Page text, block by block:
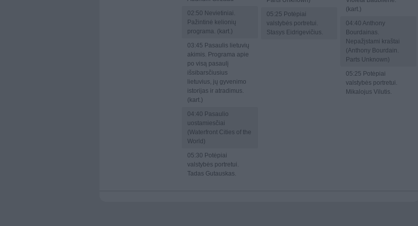
02:50 Nevietiniai.
Pažintinė kelionių
programa. (kart.)
03:45 Pasaulis lietuvių
akimis. Programa apie
po visą pasaulį
išsibarsčiusius
lietuvius, jų gyvenimo
istorijas ir atradimus.
(kart.)
04:40 Pasaulio
uostamiesčiai
(Waterfront Cities of the
World)
05:30 Potėpiai
valstybės portretui.
Tadas Gutauskas.
05:25 Potėpiai
valstybės portretui.
Stasys Eidrigevičius.
(kart.)
04:40 Anthony
Bourdainas.
Nepažįstami kraštai
(Anthony Bourdain.
Parts Unknown)
05:25 Potėpiai
valstybės portretui.
Mikalojus Vilutis.